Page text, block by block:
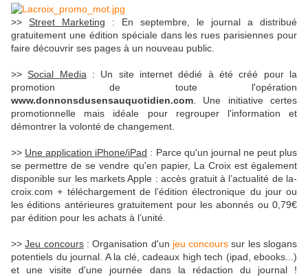
>> Street Marketing : En septembre, le journal a distribué
gratuitement une édition spéciale dans les rues parisiennes pour
faire découvrir ses pages à un nouveau public.
>>Social Media : Un site internet dédié à été créé pour la
promotion de toute l'opération
www.donnonsdusensauquotidien.com . Une initiative certes
promotionnelle mais idéale pour regrouper l'information et
démontrer la volonté de changement.
>> Une application iPhone/iPad : Parcequ'un journal ne peut plus
se permettre de se vendre qu'en papier, La Croix est également
disponible sur les markets Apple : accès gratuit à l’actualité de la-
croix.com + téléchargementde l’édition électronique du jour ou
les éditions antérieures gratuitement pour les abonnés ou 0,79€
par édition pour les achats à l’unité.
>>Jeu concours: Organisation d'un jeu concours sur les slogans
potentiels du journal. A la clé, cadeaux high tech (ipad ebooks ...)
et une visite d'une journée dans la rédaction du journal !